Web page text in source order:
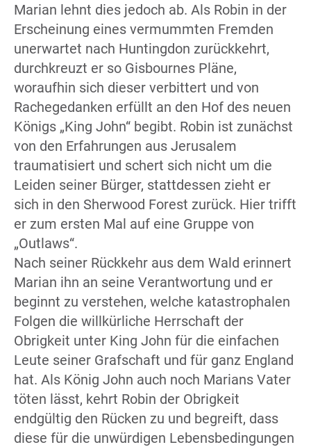
Marian lehnt dies jedoch ab. Als Robin in der
Erscheinung eines vermummten Fremden
unerwartet nach Huntingdon zurückkehrt,
durchkreuzt er so Gisbournes Pläne,
woraufhin sich dieser verbittert und von
Rachegedanken erfüllt an den Hof des neuen
Königs „King John“ begibt. Robin ist zunächst
von den Erfahrungen aus Jerusalem
traumatisiert und schert sich nicht um die
Leiden seiner Bürger, stattdessen zieht er
sich in den Sherwood Forest zurück. Hier trifft
er zum ersten Mal auf eine Gruppe von
„Outlaws“.
Nach seiner Rückkehr aus dem Wald erinnert
Marian ihn an seine Verantwortung und er
beginnt zu verstehen, welche katastrophalen
Folgen die willkürliche Herrschaft der
Obrigkeit unter King John für die einfachen
Leute seiner Grafschaft und für ganz England
hat. Als König John auch noch Marians Vater
töten lässt, kehrt Robin der Obrigkeit
endgültig den Rücken zu und begreift, dass
diese für die unwürdigen Lebensbedingungen